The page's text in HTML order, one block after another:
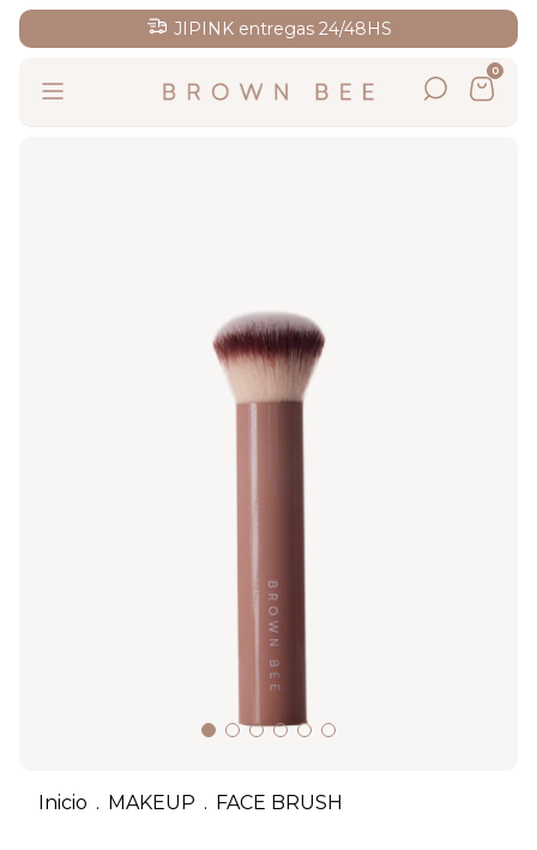
JIPINK entregas 24/48HS
0
Inicio . MAKEUP . FACE BRUSH